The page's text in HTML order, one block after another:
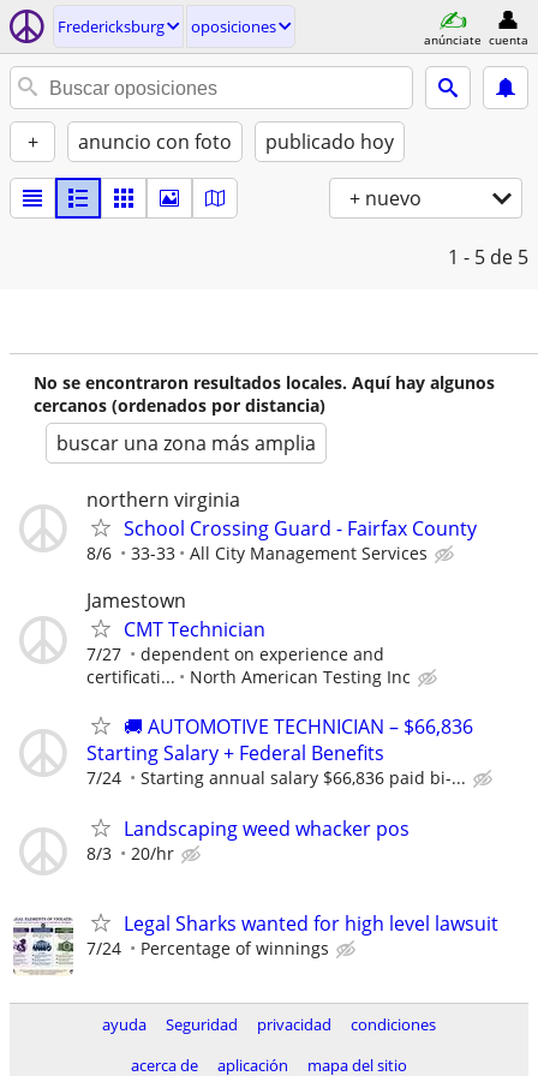
Fredericksburg oposiciones
anúnciate cuenta
+ anuncio con foto publicado hoy
+ nuevo
1 - 5 de 5
No se encontraron resultados locales. Aquí hay algunos
cercanos (ordenados por distancia)
buscar una zona más amplia
northern virginia
School Crossing Guard - Fairfax County
8/6 33-33 All City Management Services
Jamestown
CMT Technician
7/27
dependent on experience and
certificati...
North American Testing Inc
🚚 AUTOMOTIVE TECHNICIAN – $66,836
Starting Salary + Federal Benefits
7/24 Starting annual salary $66,836 paid bi-...
Landscaping weed whacker pos
8/3 20/hr
Legal Sharks wanted for high level lawsuit
7/24 Percentage of winnings
ayuda Seguridad privacidad
condiciones
acerca de
aplicación mapa del sitio